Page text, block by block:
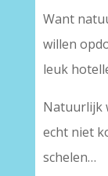
Want
willen
leuk
Natuurlijk
echt niet
schelen…